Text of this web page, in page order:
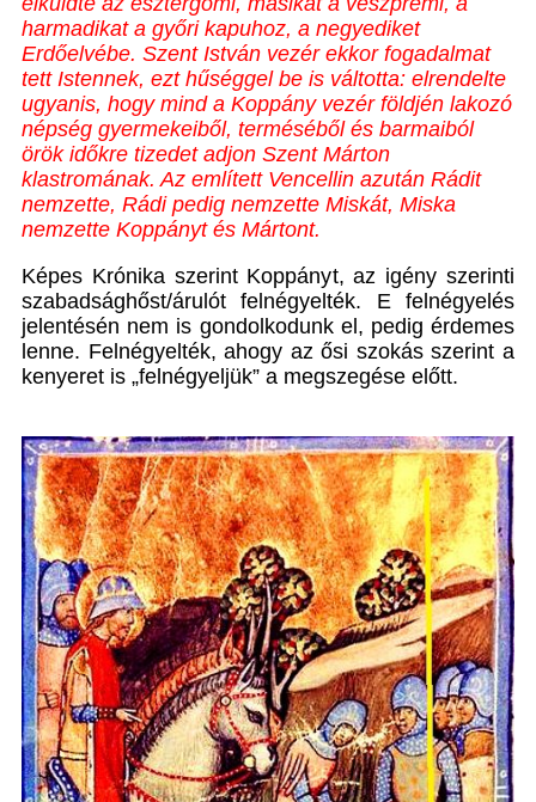
harmadikat a győri kapuhoz, a negyediket
Erdőelvébe. Szent István vezér ekkor fogadalmat
tett Istennek, ezt hűséggel be is váltotta: elrendelte
ugyanis, hogy mind a Koppány vezér földjén lakozó
népség gyermekeiből, terméséből és barmaiból
örök időkre tizedet adjon Szent Márton
klastromának. Az említett Vencellin azután Rádit
nemzette, Rádi pedig nemzette Miskát, Miska
nemzette Koppányt és Mártont.
Képes Krónika szerint Koppányt, az igény szerinti
szabadsághőst/árulót felnégyelték. E felnégyelés
jelentésén nem is gondolkodunk el, pedig érdemes
lenne. Felnégyelték, ahogy az ősi szokás szerint a
kenyeret is „felnégyeljük” a megszegése előtt.